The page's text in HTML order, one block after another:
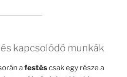
kapcsolódó munkák
afestéscsak egy része a